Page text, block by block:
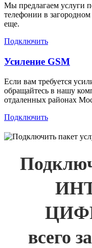
Мы предлагаем услуги
телефонии в
еще.
Подключить
Усиление GSM
Если вам требуется
обращайтесь в нашу
отдаленных районах
Подключить
всего